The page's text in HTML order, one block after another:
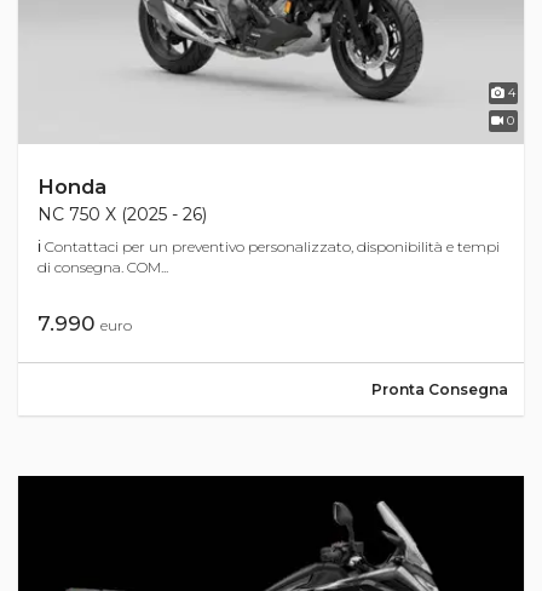
4
0
Honda
NC 750 X (2025 - 26)
ℹ Contattaci per un preventivo personalizzato, disponibilità e tempi
di consegna. COM...
7.990 euro
Pronta Consegna